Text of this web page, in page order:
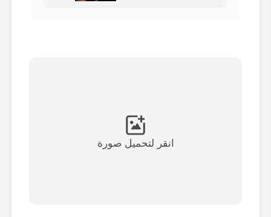
شاهد جميع القوالب
انقر لتحميل صورة